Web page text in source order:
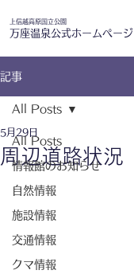
上信越高原国立公園
万座温泉公式ホームページ
記事
All Posts
情報館のお知らせ
自然情報
施設情報
交通情報
クマ情報
All Posts
周辺道路状況
5月29日